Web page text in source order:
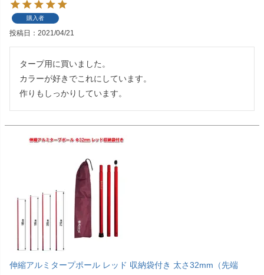
購入者
投稿日 2021/04/21
タープ用に買いました。
カラーが好きでこれにしています。
作りもしっかりしています。
伸縮アルミタープポール レッド 収納袋付き 太さ32mm（先端